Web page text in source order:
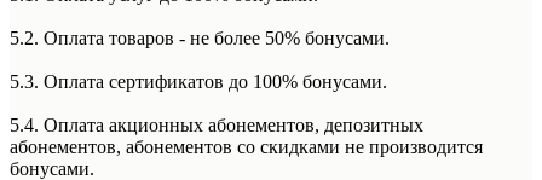
5.2. Оплата товаров - не более 50% бонусами.
5.3. Оплата сертификатов до 100% бонусами.
5.4. Оплата акционных абонементов, депозитных
абонементов, абонементов со скидками не производится
бонусами.